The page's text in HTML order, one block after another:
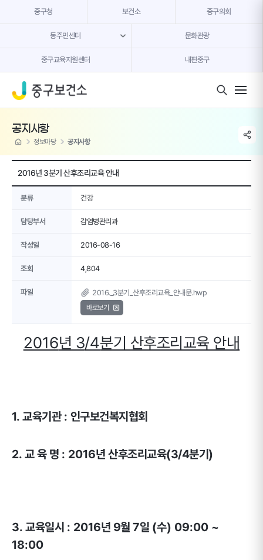
중구청 보건소 중구의회
동주민센터 문화관광
중구교육지원센터 내편중구
공지사항
home 정보마당 공지사항
share
2016년 3분기 산후조리교육 안내
분류 건강
담당부서 감염병관리과
작성일 2016-08-16
조회 4,804
파일 2016._3분기_산후조리교육_안내문.hwp
바로보기
2016년 3/4분기 산후조리교육 안내
1. 교육기관 : 인구보건복지협회
2. 교 육 명 : 2016년 산후조리교육(3/4분기)
3. 교육일시 : 2016년 9월 7일 (수) 09:00 ~
18:00